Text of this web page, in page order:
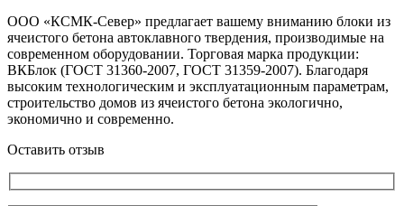
ООО «КСМК-Север» предлагает вашему вниманию блоки из
ячеистого бетона автоклавного твердения, производимые на
современном оборудовании. Торговая марка продукции:
ВКБлок (ГОСТ 31360-2007, ГОСТ 31359-2007). Благодаря
высоким технологическим и эксплуатационным параметрам,
строительство домов из ячеистого бетона экологично,
экономично и современно.
Оставить отзыв